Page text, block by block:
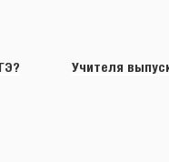
Учителя